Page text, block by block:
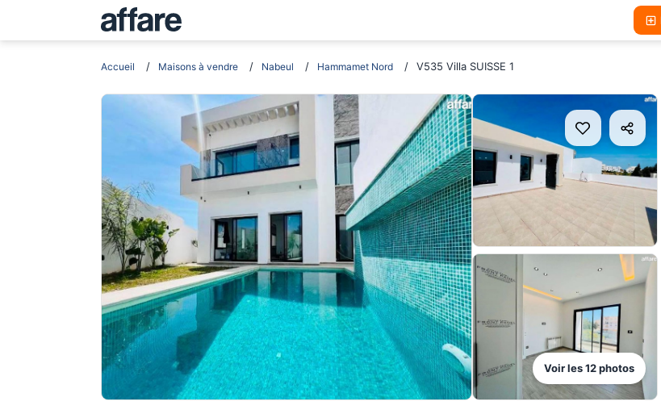
Accueil Maisons à vendre Nabeul Hammamet Nord V535 Villa SUISSE 1
Voir les12photos